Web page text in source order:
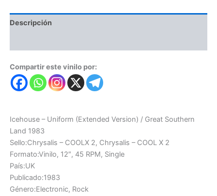
Descripción
Compartir este vinilo por:
Icehouse – Uniform (Extended Version) / Great Southern
Land 1983
Sello:Chrysalis – COOLX 2, Chrysalis – COOL X 2
Formato:Vinilo, 12″, 45 RPM, Single
País:UK
Publicado:1983
Género:Electronic, Rock